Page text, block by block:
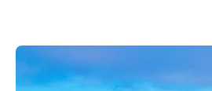
Välj tillvägagångssätt